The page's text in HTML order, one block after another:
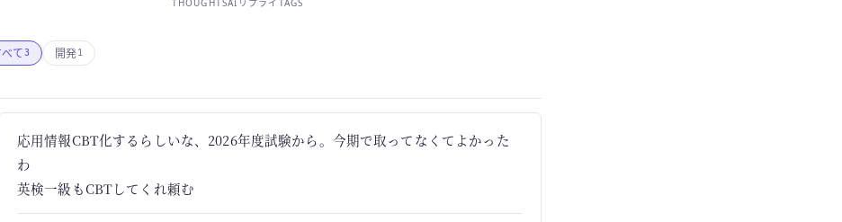
THOUGHTSAIリプライ TAGS
て3 開発1
応用情報CBT化するらしいな、2026年度試験から。今期で取ってなくてよかった
わ
英検一級もCBTしてくれ頼む